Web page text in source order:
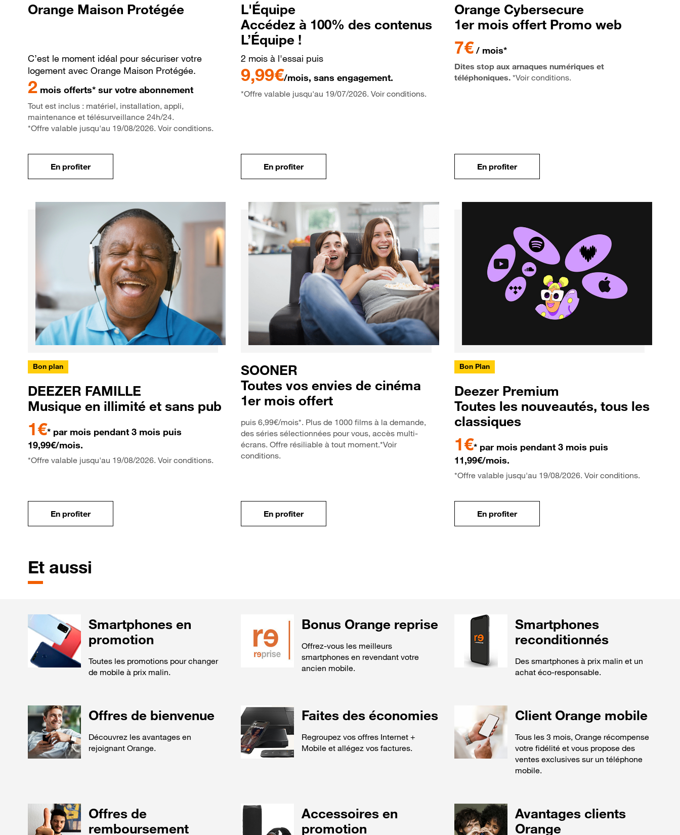
Orange Maison Protégée
C’est le moment idéal pour sécuriser votre
logement avec Orange Maison Protégée.
2 mois offerts* sur votre abonnement
Tout est inclus : matériel, installation, appli,
maintenance et télésurveillance 24h/24.
*Offre valable jusqu'au 19/08/2026. Voir conditions.
En profiter
L'Équipe
Accédez à 100% des contenus
L’Équipe !
2 mois à l'essai puis
9,99€/mois, sans engagement.
*Offre valable jusqu'au 19/07/2026. Voir conditions.
En profiter
Orange Cybersecure
1er mois offert Promo web
7€/ mois*
Dites stop aux arnaques numériques et
téléphoniques.*Voir conditions.
En profiter
Bon plan
DEEZER FAMILLE
Musique en illimité et sans pub
1€* par mois pendant 3 mois puis
19,99€/mois.
*Offre valable jusqu'au 19/08/2026. Voir conditions.
En profiter
SOONER
Toutes vos envies de cinéma
1er mois offert
puis 6,99€/mois*. Plus de 1000 films à la demande,
des séries sélectionnées pour vous, accès multi-
écrans. Offre résiliable à tout moment.*Voir
conditions.
En profiter
Bon Plan
Deezer Premium
Toutes les nouveautés, tous les
classiques
1€* par mois pendant 3 mois puis
11,99€/mois.
*Offre valable jusqu'au 19/08/2026. Voir conditions.
En profiter
Et aussi
Smartphones en
promotion
Toutes les promotions pour changer
de mobile à prix malin.
Bonus Orange reprise
Offrez-vous les meilleurs
smartphones en revendant votre
ancien mobile.
Smartphones
reconditionnés
Des smartphones à prix malin et un
achat éco-responsable.
Offres de bienvenue
Découvrez les avantages en
rejoignant Orange.
Faites des économies
Regroupez vos offres Internet +
Mobile et allégez vos factures.
Client Orange mobile
Tous les 3 mois, Orange récompense
votre fidélité et vous propose des
ventes exclusives sur un téléphone
mobile.
Offres de
remboursement
Accessoires en
promotion
Avantages clients
Orange